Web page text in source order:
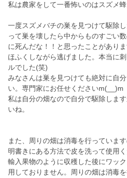
私は農家をして一番怖いのはスズメ蜂
一度スズメバチの巣を見つけて駆除
って巣を壊したら中からものすごい
に死んだな！！と思ったことがあり
ほふくしながら逃げました。本当に
ルでした(笑)
みなさんは巣を見つけても絶対に自
い。専門家にお任せくださいm(__)m
私は自分の畑なので自分で駆除しま
いね。
また、周りの畑は消毒を行っていま
明書きにある方法で皮を洗って使用く
輸入果物のように収穫した後にワッ
用しておりません。周りの畑は消毒